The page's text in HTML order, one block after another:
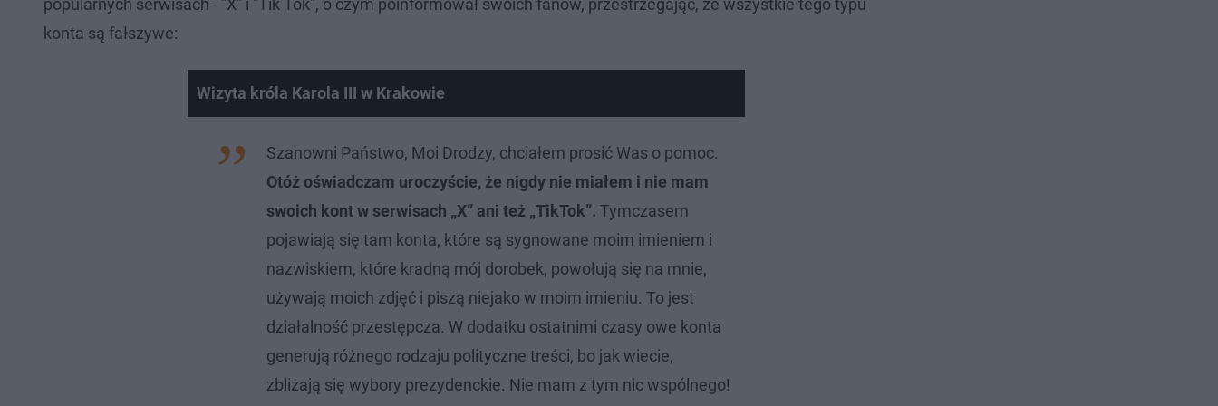
popularnych serwisach - "X" i "Tik Tok", o czym poinformował swoich fanów, przestrzegając, że wszystkie tego typu
konta są fałszywe:
Wizyta króla Karola III w Krakowie
Szanowni Państwo, Moi Drodzy, chciałem prosić Was o pomoc.
Otóż oświadczam uroczyście, że nigdy nie miałem i nie mam
swoich kont w serwisach „X” ani też „TikTok”. Tymczasem
pojawiają się tam konta, które są sygnowane moim imieniem i
nazwiskiem, które kradną mój dorobek, powołują się na mnie,
używają moich zdjęć i piszą niejako w moim imieniu. To jest
działalność przestępcza. W dodatku ostatnimi czasy owe konta
generują różnego rodzaju polityczne treści, bo jak wiecie,
zbliżają się wybory prezydenckie. Nie mam z tym nic wspólnego!